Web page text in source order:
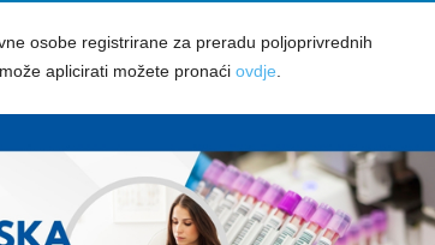
osobe registrirane za preradu poljoprivrednih
aplicirati možete pronaći ovdje